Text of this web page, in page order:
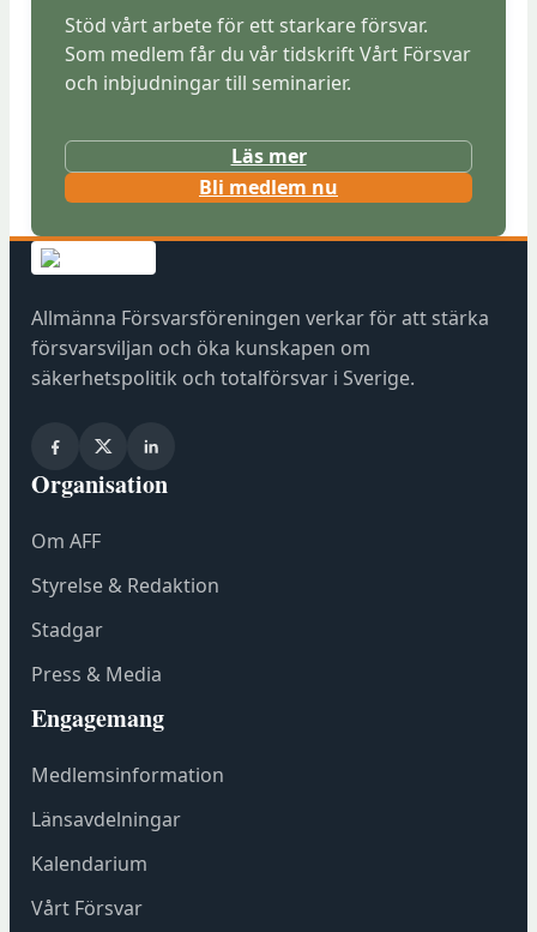
Stöd vårt arbete för ett starkare försvar.
Som medlem får du vår tidskrift Vårt Försvar
och inbjudningar till seminarier.
Läs mer
Bli medlem nu
p
n
s
Allmänna Försvarsföreningen verkar för att stärka
försvarsviljan och öka kunskapen om
säkerhetspolitik och totalförsvar i Sverige.
Organisation
Om AFF
Styrelse & Redaktion
Stadgar
Press & Media
Engagemang
Medlemsinformation
Länsavdelningar
Kalendarium
Vårt Försvar